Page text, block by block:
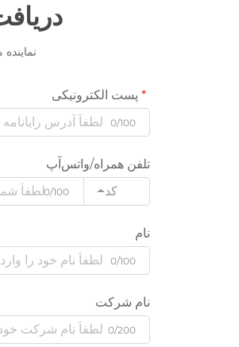
پست الکترونیکی
0/100
تلفن همراه/واتس‌آپ
کد
0/100
نام
0/100
نام شرکت
0/200